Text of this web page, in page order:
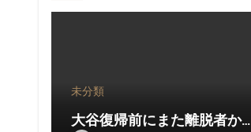
未分類
大谷復帰前にまた離脱者か…